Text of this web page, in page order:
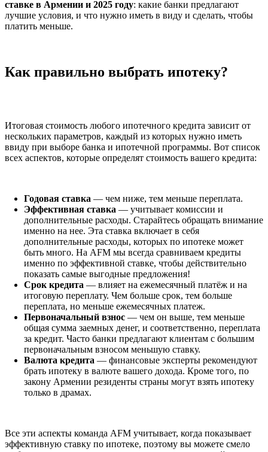
ставке в Армении и 2025 году: какие банки предлагают
лучшие условия, и что нужно иметь в виду и сделать, чтобы
платить меньше.
Как правильно выбрать ипотеку?
Итоговая стоимость любого ипотечного кредита зависит от
нескольких параметров, каждый из которых нужно иметь
ввиду при выборе банка и ипотечной программы. Вот список
всех аспектов, которые определят стоимость вашего кредита:
Годовая ставка — чем ниже, тем меньше переплата.
Эффективная ставка — учитывает комиссии и
дополнительные расходы. Старайтесь обращать внимание
именно на нее. Эта ставка включает в себя
дополнительные расходы, которых по ипотеке может
быть много. На AFM мы всегда сравниваем кредиты
именно по эффективной ставке, чтобы действительно
показать самые выгодные предложения!
Срок кредита — влияет на ежемесячный платёж и на
итоговую переплату. Чем больше срок, тем больше
переплата, но меньше ежемесячных платеж.
Первоначальный взнос — чем он выше, тем меньше
общая сумма заемных денег, и соответственно, переплата
за кредит. Часто банки предлагают клиентам с большим
первоначальным взносом меньшую ставку.
Валюта кредита — финансовые эксперты рекомендуют
брать ипотеку в валюте вашего дохода. Кроме того, по
закону Армении резиденты страны могут взять ипотеку
только в драмах.
Все эти аспекты команда AFM учитывает, когда показывает
эффективную ставку по ипотеке, поэтому вы можете смело